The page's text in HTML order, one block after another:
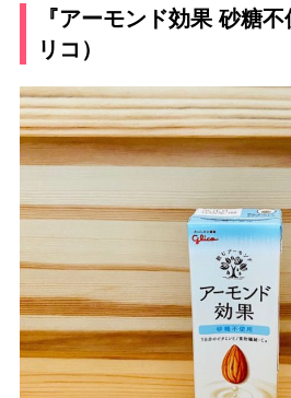
『アーモンド効果 砂糖
リコ）